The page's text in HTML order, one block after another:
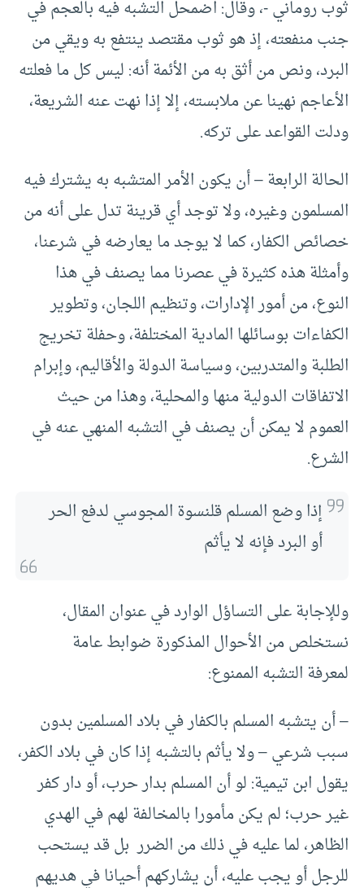
ثوب روماني -، وقال: اضمحل التشبه فيه بالعجم في
جنب منفعته، إذ هو ثوب مقتصد ينتفع به ويقي من
البرد، ونص من أثق به من الأئمة أنه: ليس كل ما فعلته
الأعاجم نهينا عن ملابسته، إلا إذا نهت عنه الشريعة،
ودلت القواعد على تركه.
الحالة الرابعة – أن يكون الأمر المتشبه به يشترك فيه
المسلمون وغيره، ولا توجد أي قرينة تدل على أنه من
خصائص الكفار، كما لا يوجد ما يعارضه في شرعنا،
وأمثلة هذه كثيرة في عصرنا مما يصنف في هذا
النوع، من أمور الإدارات، وتنظيم اللجان، وتطوير
الكفاءات بوسائلها المادية المختلفة، وحفلة تخريج
الطلبة والمتدربين، وسياسة الدولة والأقاليم، وإبرام
الاتفاقات الدولية منها والمحلية، وهذا من حيث
العموم لا يمكن أن يصنف في التشبه المنهي عنه في
الشرع.
إذا وضع المسلم قلنسوة المجوسي لدفع الحر
أو البرد فإنه لا يأثم
وللإجابة على التساؤل الوارد في عنوان المقال،
نستخلص من الأحوال المذكورة ضوابط عامة
لمعرفة التشبه الممنوع:
– أن يتشبه المسلم بالكفار في بلاد المسلمين بدون
سبب شرعي – ولا يأثم بالتشبه إذا كان في بلاد الكفر،
يقول ابن تيمية: لو أن المسلم بدار حرب، أو دار كفر
غير حرب؛ لم يكن مأمورا بالمخالفة لهم في الهدي
الظاهر، لما عليه في ذلك من الضرر بل قد يستحب
للرجل أو يجب عليه، أن يشاركهم أحيانا في هديهم